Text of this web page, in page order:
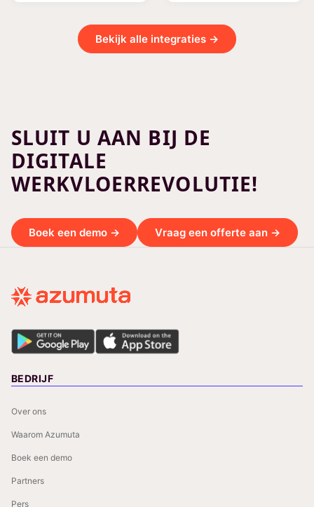
Bekijk alle integraties →
SLUIT U AAN BIJ DE
DIGITALE
WERKVLOERREVOLUTIE!
Boek een demo → Vraag een offerte aan →
BEDRIJF
Over ons
Waarom Azumuta
Boek een demo
Partners
Pers